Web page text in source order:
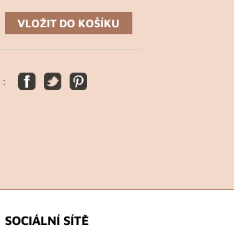
VLOŽIT DO KOŠÍKU
SOCIÁLNÍ SÍTĚ